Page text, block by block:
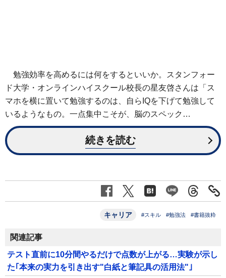
勉強効率を高めるには何をするといいか。スタンフォー
ド大学・オンラインハイスクール校長の星友啓さんは「ス
マホを横に置いて勉強するのは、自らIQを下げて勉強して
いるようなもの。一点集中こそが、脳のスペック…
続きを読む
キャリア #スキル #勉強法 #書籍抜粋
関連記事
テスト直前に10分間やるだけで点数が上がる…実験が示し
た｢本来の実力を引き出す"白紙と筆記具の活用法"｣